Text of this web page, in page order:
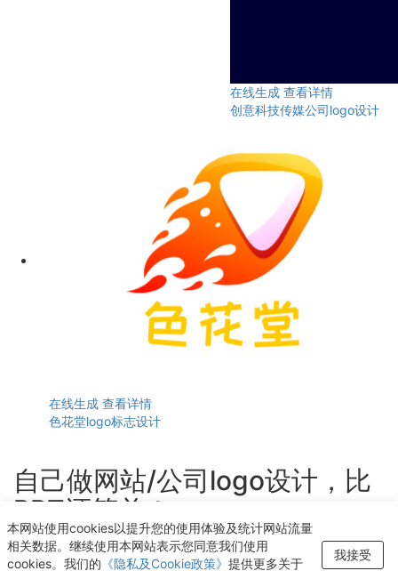
在线生成 查看详情
创意科技传媒公司logo设计
在线生成 查看详情
色花堂logo标志设计
自己做网站/公司logo设计，比
PPT还简单！
轻点几下即可获得个性化logo设计
本网站使用cookies以提升您的使用体验及统计网站流量
相关数据。继续使用本网站表示您同意我们使用
cookies。我们的 《隐私及Cookie政策》 提供更多关于
我接受